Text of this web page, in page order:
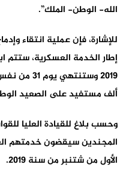
الله- الوطن- الملك”.
ألف مستفيد على الصعيد
وحسب بلاغ للقيادة العليا
المجندين سيقضون خدمتهم
الأول من شتنبر من سنة 2019.